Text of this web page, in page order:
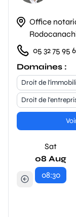
Office
05 32 75 95
Domaines :
Droit de
Droit de
Sat
08 Aug
08:30